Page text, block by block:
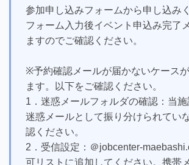
参加申し込みフォームから申し込み
フォーム入力後イベント申込み完了
ますのでご確認ください。
※予約確認メールが届かないケース
ます。以下をご確認ください。
1．迷惑メールフォルダの確認：当
迷惑メールとして振り分けられてい
認ください。
2．受信設定：＠jobcenter-
可リストに追加してください。携帯